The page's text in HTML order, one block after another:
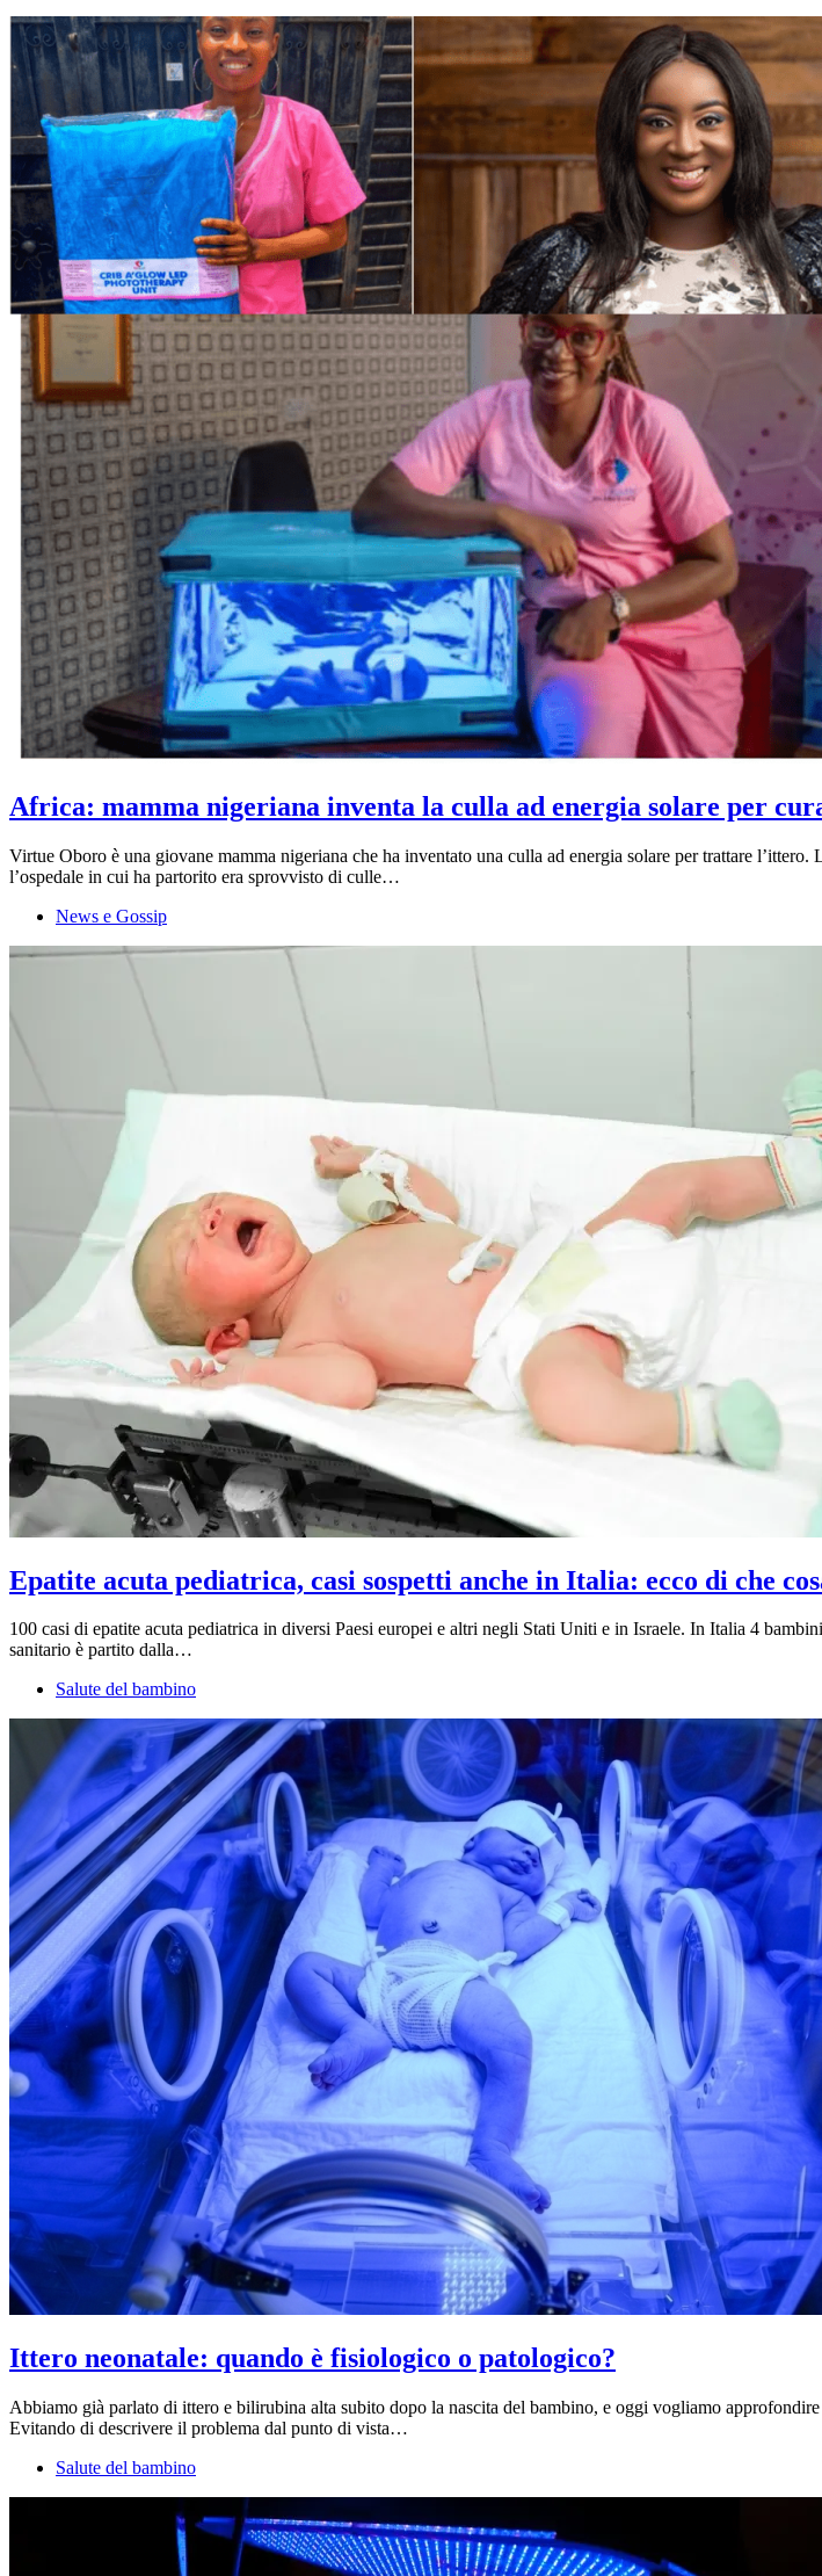
Africa: mamma nigeriana inventa la culla ad energia solare per
Virtue Oboro è una giovane mamma nigeriana che ha inventato una culla ad energia solare per trattare
l’ospedale in cui ha partorito era sprovvisto di culle…
News e Gossip
Epatite acuta pediatrica, casi sospetti anche in Italia: ecco di che
100 casi di epatite acuta pediatrica in diversi Paesi europei e altri negli Stati Uniti e in Israele. In Italia 4
sanitario è partito dalla…
Salute del bambino
Ittero neonatale: quando è fisiologico o patologico?
Abbiamo già parlato di ittero e bilirubina alta subito dopo la nascita del bambino, e oggi vogliamo
Evitando di descrivere il problema dal punto di vista…
Salute del bambino